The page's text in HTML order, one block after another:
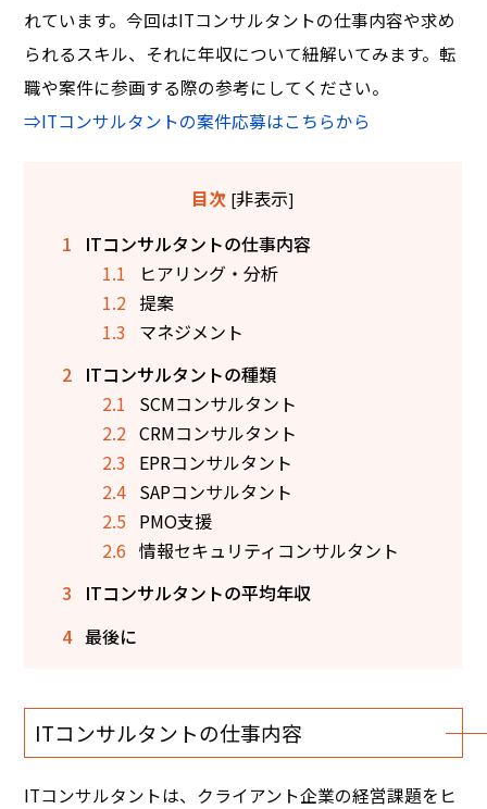
れています。今回はITコンサルタントの仕事内容や求め
られるスキル、それに年収について紐解いてみます。転
職や案件に参画する際の参考にしてください。
⇒ITコンサルタントの案件応募はこちらから
目次 [非表示]
1
ITコンサルタントの仕事内容
1.1
ヒアリング・分析
1.2 提案
1.3 マネジメント
2 ITコンサルタントの種類
2.1
SCMコンサルタント
2.2 CRMコンサルタント
2.3 EPRコンサルタント
2.4 SAPコンサルタント
2.5 PMO支援
2.6 情報セキュリティコンサルタント
3
ITコンサルタントの平均年収
4 最後に
ITコンサルタントの仕事内容
ITコンサルタントは、クライアント企業の経営課題をヒ